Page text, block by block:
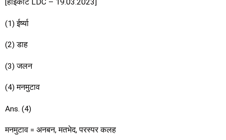
[हाईकोर्ट LDC – 19.03.2023]
(1) ईर्ष्या
(2) डाह
(3) जलन
(4) मनमुटाव
Ans. (4)
मनमुटाव = अनबन, मतभेद, परस्पर कलह